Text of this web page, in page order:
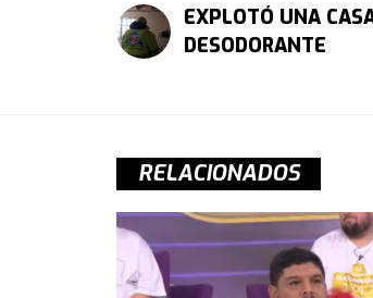
EXPLOTÓ UNA
DESODORANTE
RELACIONADOS